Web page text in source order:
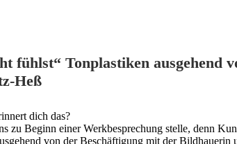
fühlst“ Tonplastiken ausgehend
Heß
dich das?
zu Beginn einer Werkbesprechung stelle, denn
von der Beschäftigung mit der